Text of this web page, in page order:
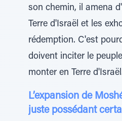
son chemin, il amena
Terre d'Israël et les
rédemption. C'est
doivent inciter le
monter en Terre
L’expansion de
juste possédant